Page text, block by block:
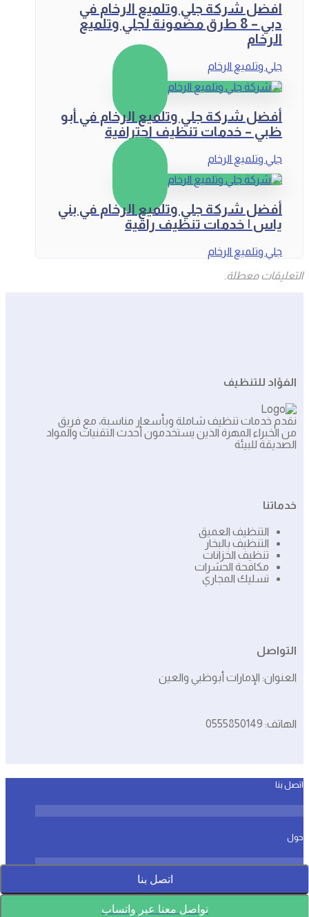
اتصل بنا
تواصل معنا عبر واتساب
افضل شركة جلي وتلميع الرخام في
دبي – 8 طرق مضمونة لجلي وتلميع
الرخام
جلي وتلميع الرخام
أفضل شركة جلي وتلميع الرخام في أبو
ظبي – خدمات تنظيف احترافية
جلي وتلميع الرخام
أفضل شركة جلي وتلميع الرخام في بني
ياس | خدمات تنظيف راقية
جلي وتلميع الرخام
التعليقات معطلة.
الفؤاد للتنظيف
نقدم خدمات تنظيف شاملة وبأسعار مناسبة، مع فريق
من الخبراء المهرة الذين يستخدمون أحدث التقنيات والمواد
الصديقة للبيئة
خدماتنا
التنظيف العميق
التنظيف بالبخار
تنظيف الخزانات
مكافحة الحشرات
تسليك المجاري
التواصل
العنوان: الإمارات أبوظبي والعين
الهاتف: 0555850149
اتصل بنا
حول